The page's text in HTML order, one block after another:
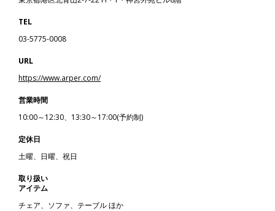
TEL
03-5775-0008
URL
https://www.arper.com/
営業時間
10:00～12:30、13:30～17:00(予約制)
定休日
土曜、日曜、祝日
取り扱い
アイテム
チェア、ソファ、テーブル ほか